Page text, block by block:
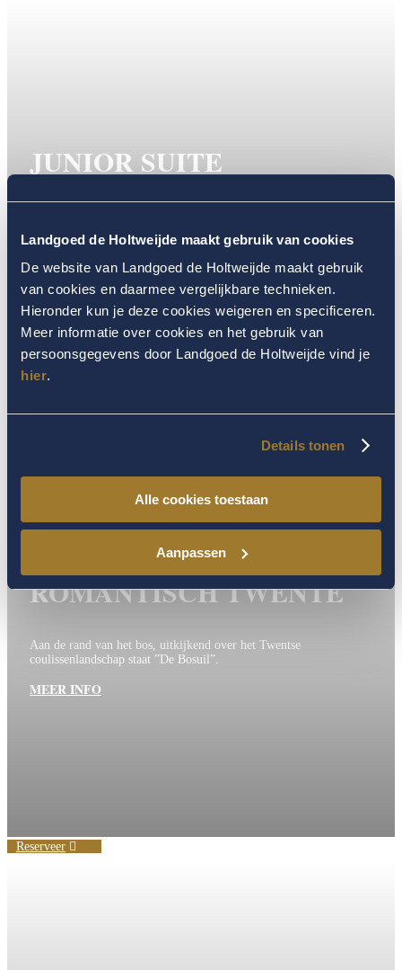
Landgoed de Holtweijde maakt gebruik van cookies
De website van Landgoed de Holtweijde maakt gebruik
van cookies en daarmee vergelijkbare technieken.
Hieronder kun je deze cookies weigeren en specificeren.
Meer informatie over cookies en het gebruik van
persoonsgegevens door Landgoed de Holtweijde vind je
hier.
Details tonen
Alle cookies toestaan
Aanpassen
JUNIOR SUITE
MEER INFO
Reserveer
ROMANTISCH TWENTE
Aan de rand van het bos, uitkijkend over het Twentse
coulissenlandschap staat ”De Bosuil”.
MEER INFO
Reserveer